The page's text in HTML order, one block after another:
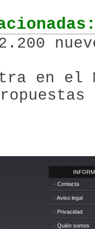
en el
· Contacta
· Aviso legal
· Privacidad
· Quién somos